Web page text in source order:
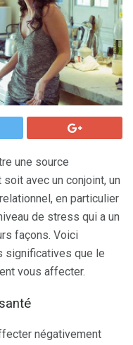
une source
avec un conjoint, un
en particulier
de stress qui a un
façons. Voici
significatives que le
vous affecter.
négativement